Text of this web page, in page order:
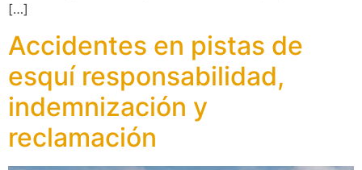
[…]
Accidentes en pistas de
esquí responsabilidad,
indemnización y
reclamación